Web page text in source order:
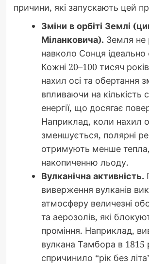
причини, які запускають цей
Зміни в орбіті Землі
Міланковича). Земля не
навколо Сонця ідеально
Кожні 20–100 тисяч років
нахил осі та обертання
впливаючи на кількість
енергії, що досягає
Наприклад, коли нахил
зменшується, полярні
отримують менше
накопиченню льоду.
Вулканічна активність.
виверження вулканів
атмосферу величезні
та аерозолів, які
проміння. Наприклад,
вулкана Тамбора в 1815
спричинило “рік без